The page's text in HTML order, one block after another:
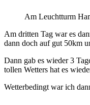
Am Leuchtturm
Am dritten Tag war es
dann doch auf gut 50km
Dann gab es wieder 3
tollen Wetters hat es
Wetterbedingt war ich